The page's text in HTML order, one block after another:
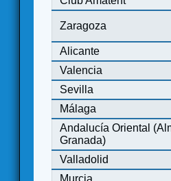
Zaragoza
Alicante
Valencia
Sevilla
Málaga
Andalucía Oriental
Granada)
Valladolid